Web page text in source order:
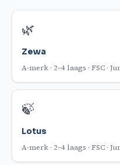
🌿
Zewa
A-merk · 2–4 laags · FSC ·
🍃
Lotus
A-merk · 2–4 laags · FSC ·